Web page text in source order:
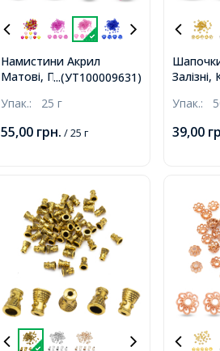
...(УТ100009631)
Намистини Акрил
Матові, Прозорі, Квітка,
10х6мм, Отвір 1.5мм,
Упак.: 25 г
55,00 грн. / 25 г
Залізні,
Отвір
Упак.:
39,00